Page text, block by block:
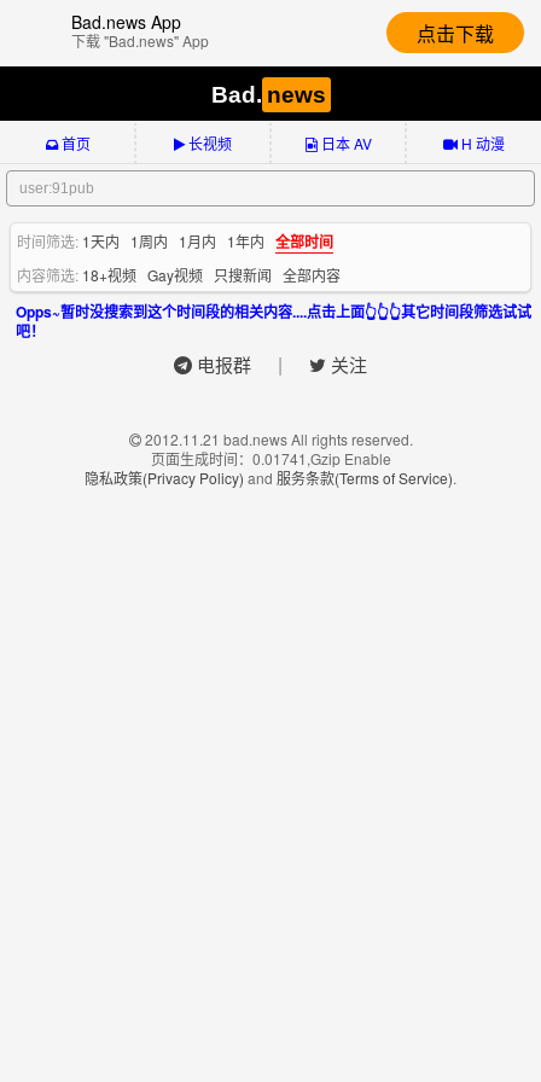
Bad.news App
下载 "Bad.news" App 点击下载
Bad. news
首页 长视频 日本 AV H 动漫
时间筛选: 1天内 1周内 1月内 1年内 全部时间
内容筛选: 18+视频 Gay视频 只搜新闻 全部内容
Opps~暂时没搜索到这个时间段的相关内容....点击上面👆👆👆其它时间段筛选试试
吧！
电报群 | 关注
2012.11.21 bad.news All rights reserved.
页面生成时间：0.01741,Gzip Enable
隐私政策(Privacy Policy) and 服务条款(Terms of Service).